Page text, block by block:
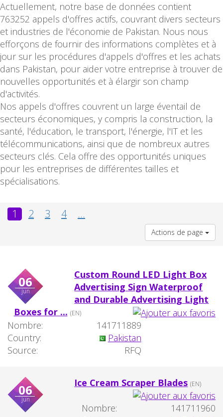
Actuellement, notre base de données contient
763252 appels d'offres actifs, couvrant divers secteurs
et industries de l'économie de Pakistan. Nous nous
efforçons de fournir des informations complètes et à
jour sur les procédures d'appels d'offres et les achats
dans Pakistan, pour aider votre entreprise à trouver de
nouvelles opportunités et à élargir son champ
d'activités.
Nos appels d'offres couvrent un large éventail de
secteurs économiques, y compris la construction, la
santé, l'éducation, le transport, l'énergie, l'IT et les
télécommunications, ainsi que de nombreux autres
secteurs clés. Cela offre des opportunités uniques
pour les entreprises de différentes tailles et
spécialisations.
1 2 3 4 ...
Actions de page
06
jun
Custom Round LED Light Box
Advertising Sign Waterproof
and Durable Advertising Light
Boxes for ... (EN)
Nombre:
141711889
Country:
Pakistan
Source:
RFQ
06
jun
Ice Cream Scraper Blades (EN)
Nombre:
141711960